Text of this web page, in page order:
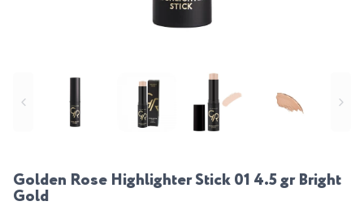
Golden Rose Highlighter Stick 01 4.5 gr Bright
Gold